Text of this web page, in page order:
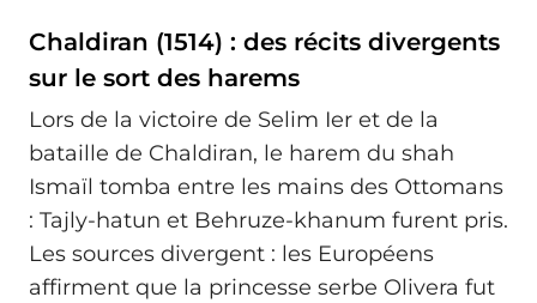
Chaldiran (1514) : des récits divergents
sur le sort des harems
Lors de la victoire de Selim Ier et de la
bataille de Chaldiran, le harem du shah
Ismaïl tomba entre les mains des Ottomans
: Tajly-hatun et Behruze-khanum furent pris.
Les sources divergent : les Européens
affirment que la princesse serbe Olivera fut